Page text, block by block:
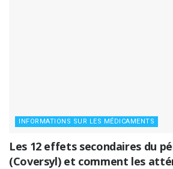
INFORMATIONS SUR LES MÉDICAMENTS
Les 12 effets secondaires du
(Coversyl) et comment les